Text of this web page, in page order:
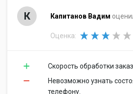
К Капитанов Вадим
Оценка:
Скорость обработки
Невозможно узнать
телефону.